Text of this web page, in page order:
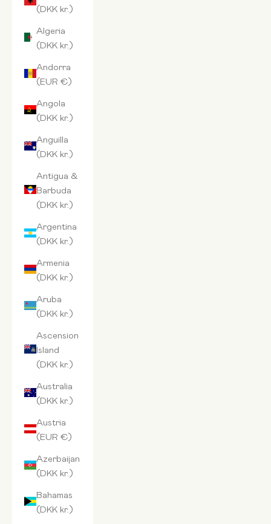
(DKK kr.)
Algeria
(DKK kr.)
Andorra
(EUR €)
Angola
(DKK kr.)
Anguilla
(DKK kr.)
Antigua &
Barbuda
(DKK kr.)
Argentina
(DKK kr.)
Armenia
(DKK kr.)
Aruba
(DKK kr.)
Ascension
Island
(DKK kr.)
Australia
(DKK kr.)
Austria
(EUR €)
Azerbaijan
(DKK kr.)
Bahamas
(DKK kr.)